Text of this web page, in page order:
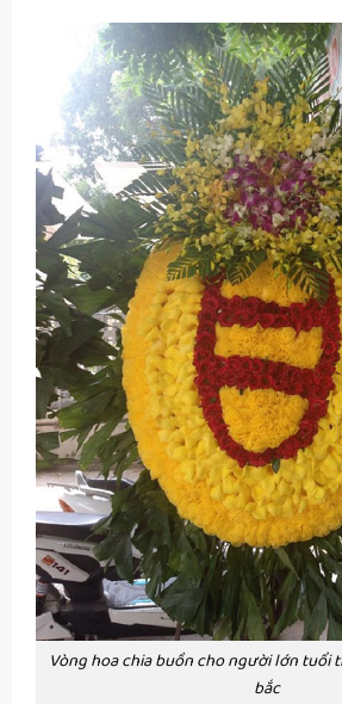
Vòng hoa chia buồn cho người lớn tuổi
bắc